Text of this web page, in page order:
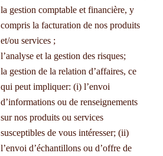
la gestion comptable et financière, y
compris la facturation de nos produits
et/ou services ;
l’analyse et la gestion des risques;
la gestion de la relation d’affaires, ce
qui peut impliquer: (i) l’envoi
d’informations ou de renseignements
sur nos produits ou services
susceptibles de vous intéresser; (ii)
l’envoi d’échantillons ou d’offre de